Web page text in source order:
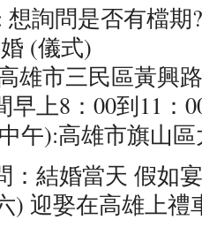
想詢問是否有檔期?
(儀式)
雄市三民區黃興
早上8：00到11
午):高雄市旗山
：結婚當天 假如
) 迎娶在高雄上